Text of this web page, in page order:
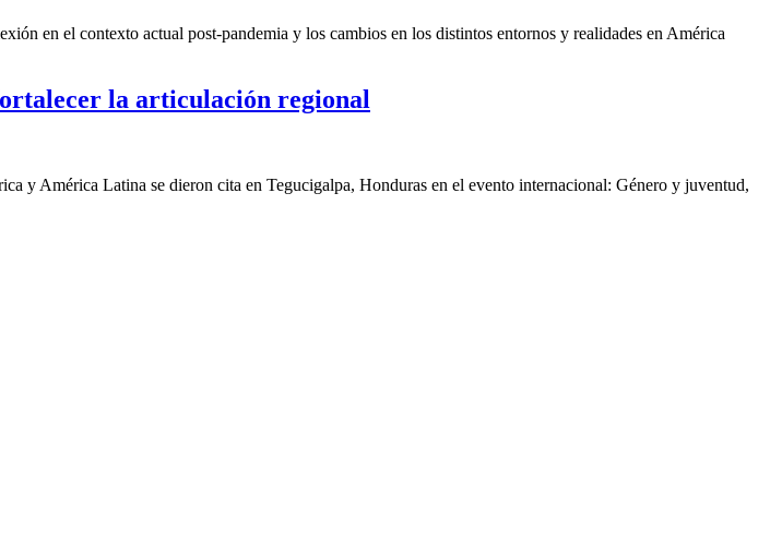
en el contexto actual post-pandemia y los cambios en los distintos entornos y realidades en América
la articulación regional
y América Latina se dieron cita en Tegucigalpa, Honduras en el evento internacional: Género y juventud,